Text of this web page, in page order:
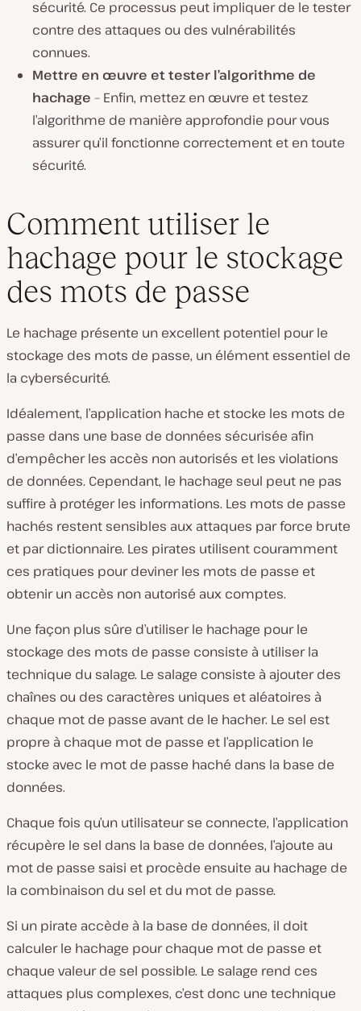
sécurité. Ce processus peut impliquer de le tester
contre des attaques ou des vulnérabilités
connues.
Mettre en œuvre et tester l’algorithme de
hachage – Enfin, mettez en œuvre et testez
l’algorithme de manière approfondie pour vous
assurer qu’il fonctionne correctement et en toute
sécurité.
Comment utiliser le
hachage pour le stockage
des mots de passe
Le hachage présente un excellent potentiel pour le
stockage des mots de passe, un élément essentiel de
la cybersécurité.
Idéalement, l’application hache et stocke les mots de
passe dans une base de données sécurisée afin
d’empêcher les accès non autorisés et les violations
de données. Cependant, le hachage seul peut ne pas
suffire à protéger les informations. Les mots de passe
hachés restent sensibles aux attaques par force brute
et par dictionnaire. Les pirates utilisent couramment
ces pratiques pour deviner les mots de passe et
obtenir un accès non autorisé aux comptes.
Une façon plus sûre d’utiliser le hachage pour le
stockage des mots de passe consiste à utiliser la
technique du salage. Le salage consiste à ajouter des
chaînes ou des caractères uniques et aléatoires à
chaque mot de passe avant de le hacher. Le sel est
propre à chaque mot de passe et l’application le
stocke avec le mot de passe haché dans la base de
données.
Chaque fois qu’un utilisateur se connecte, l’application
récupère le sel dans la base de données, l’ajoute au
mot de passe saisi et procède ensuite au hachage de
la combinaison du sel et du mot de passe.
Si un pirate accède à la base de données, il doit
calculer le hachage pour chaque mot de passe et
chaque valeur de sel possible. Le salage rend ces
attaques plus complexes, c’est donc une technique